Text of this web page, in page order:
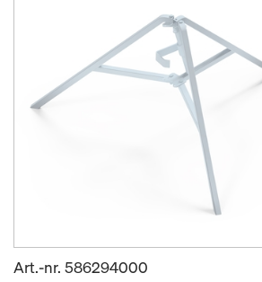
Art.-nr. 586294000